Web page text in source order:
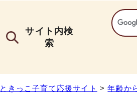
サイト内検
索
ときっこ子育て応援サイト >年齢か